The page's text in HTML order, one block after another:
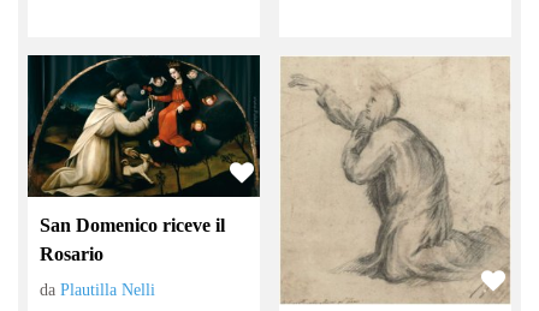
San Domenico riceve il
Rosario
daPlautilla Nelli